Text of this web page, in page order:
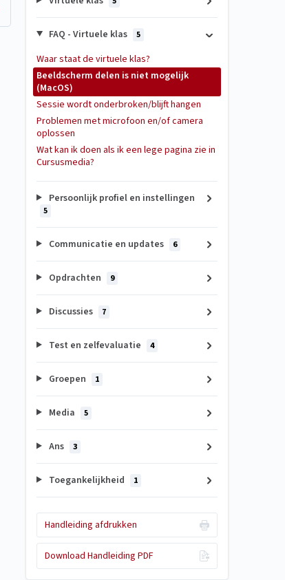
FAQ - Virtuele klas 5
Waar staat de virtuele klas?
Beeldscherm delen is niet mogelijk
(MacOS)
Sessie wordt onderbroken/blijft hangen
Problemen met microfoon en/of camera
oplossen
Wat kan ik doen als ik een lege pagina zie in
Cursusmedia?
Persoonlijk profiel en instellingen
5
Communicatie en updates 6
Opdrachten 9
Discussies 7
Test en zelfevaluatie 4
Groepen 1
Media 5
Ans 3
Toegankelijkheid 1
Handleiding afdrukken
Download Handleiding PDF